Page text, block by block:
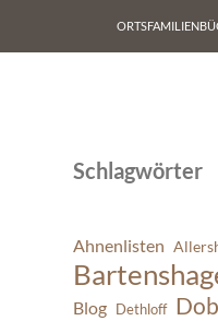
Schlagwörter
Ahnenlisten
Blog Dethloff